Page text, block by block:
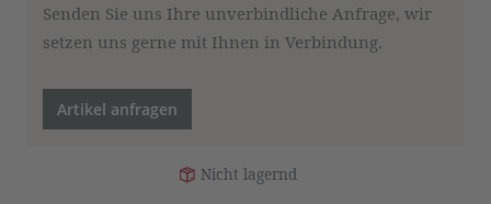
Senden Sie uns Ihre unverbindliche Anfrage, wir
setzen uns gerne mit Ihnen in Verbindung.
Artikel anfragen
Nicht lagernd